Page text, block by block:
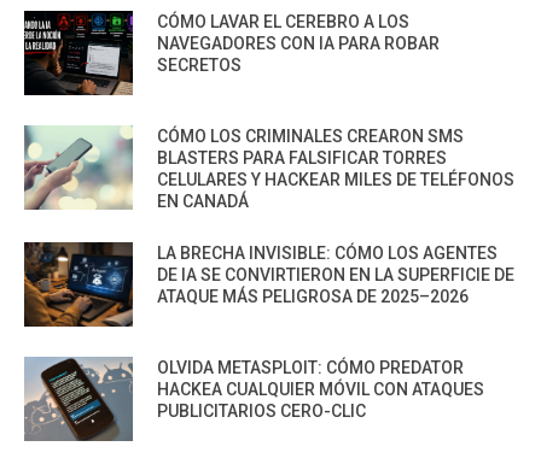
CÓMO LAVAR EL CEREBRO A LOS
NAVEGADORES CON IA PARA ROBAR
SECRETOS
CÓMO LOS CRIMINALES CREARON SMS
BLASTERS PARA FALSIFICAR TORRES
CELULARES Y HACKEAR MILES DE TELÉFONOS
EN CANADÁ
LA BRECHA INVISIBLE: CÓMO LOS AGENTES
DE IA SE CONVIRTIERON EN LA SUPERFICIE DE
ATAQUE MÁS PELIGROSA DE 2025–2026
OLVIDA METASPLOIT: CÓMO PREDATOR
HACKEA CUALQUIER MÓVIL CON ATAQUES
PUBLICITARIOS CERO-CLIC